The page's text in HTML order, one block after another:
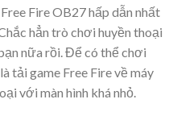
Fire OB27 hấp dẫn nhất
hẳn trò chơi huyền thoại
nữa rồi. Để có thể chơi
tải game Free Fire về máy
với màn hình khá nhỏ.